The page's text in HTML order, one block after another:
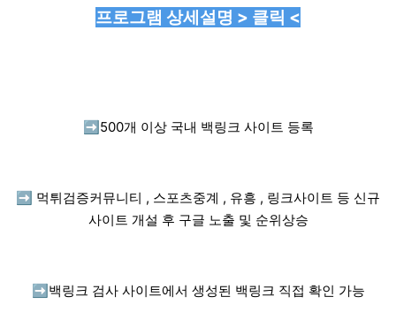
프로그램 상세설명 > 클릭 <
➡️ 500개 이상 국내 백링크 사이트 등록
➡️ 먹튀검증커뮤니티 , 스포츠중계 , 유흥 , 링크사이트 등 신규
사이트 개설 후 구글 노출 및 순위상승
➡️ 백링크 검사 사이트에서 생성된 백링크 직접 확인 가능